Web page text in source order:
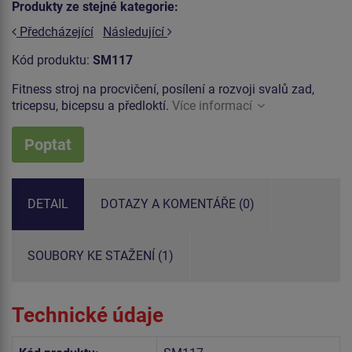
Produkty ze stejné kategorie:
Předcházející
Následující
Kód produktu: SM117
Fitness stroj na procvičení, posílení a rozvoji svalů zad,
tricepsu, bicepsu a předloktí. Více informací
Poptat
DETAIL DOTAZY A KOMENTÁŘE (0)
SOUBORY KE STAŽENÍ (1)
Technické údaje